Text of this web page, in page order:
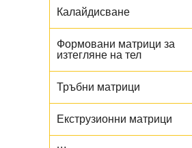
Калайдисване
Формовани матрици за
изтегляне на тел
Тръбни матрици
Екструзионни матрици